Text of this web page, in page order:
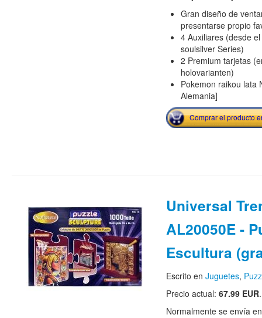
Gran diseño de
presentarse propio
4 Auxiliares (desde
soulsilver Series)
2 Premium tarjetas
holovarianten)
Pokemon raikou lata
Alemania]
Comprar el producto
Universal
AL20050E -
Escultura
Escrito en Juguetes,
Precio actual: 67.99 EUR.
Normalmente se envía